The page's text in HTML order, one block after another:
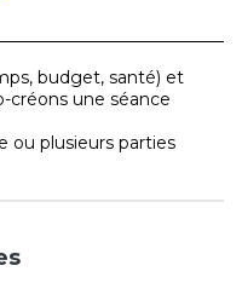
budget, santé) et
créons une séance
ou plusieurs parties